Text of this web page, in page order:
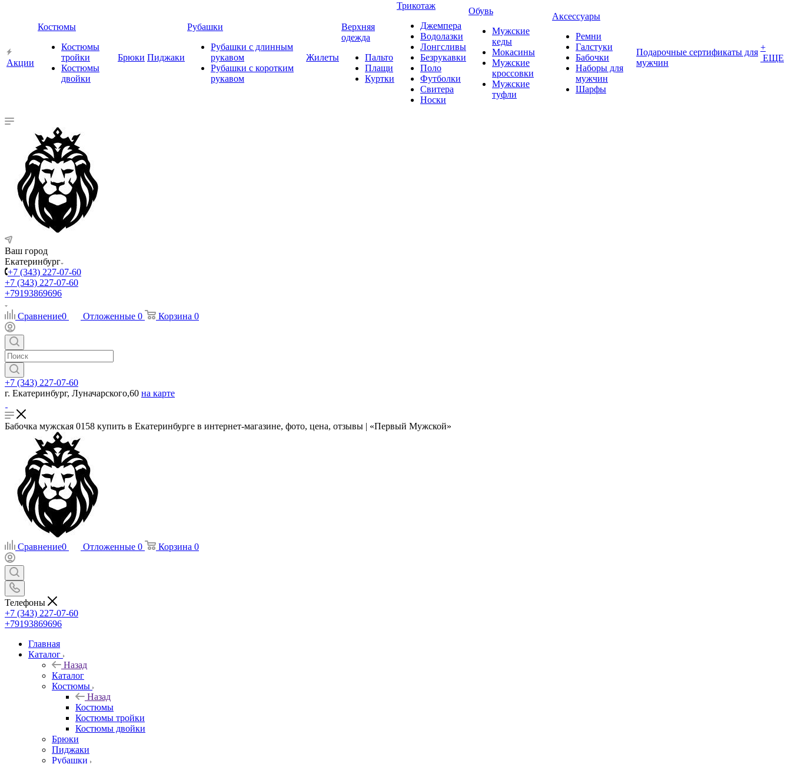
Акции
Костюмы
Костюмы
тройки
Костюмы
двойки
Брюки Пиджаки
Рубашки
Рубашки с длинным
рукавом
Рубашки с коротким
рукавом
Жилеты
Верхняя
одежда
Пальто
Плащи
Куртки
Трикотаж
Джемпера
Водолазки
Лонгсливы
Безрукавки
Поло
Футболки
Свитера
Носки
Обувь
Мужские
кеды
Мокасины
Мужские
кроссовки
Мужские
туфли
Аксессуары
Ремни
Галстуки
Бабочки
Наборы для
мужчин
Шарфы
Подарочные сертификаты для
мужчин
+
ЕЩЕ
Ваш город
Екатеринбург
+7 (343) 227-07-60
+7 (343) 227-07-60
+79193869696
Сравнение0 Отложенные 0 Корзина 0
+7 (343) 227-07-60
г. Екатеринбург, Луначарского,60 на карте
Бабочка мужская 0158 купить в Екатеринбурге в интернет-магазине, фото, цена, отзывы | «Первый Мужской»
Сравнение0 Отложенные 0 Корзина 0
Телефоны
+7 (343) 227-07-60
+79193869696
Главная
Каталог
Назад
Каталог
Костюмы
Назад
Костюмы
Костюмы тройки
Костюмы двойки
Брюки
Пиджаки
Рубашки